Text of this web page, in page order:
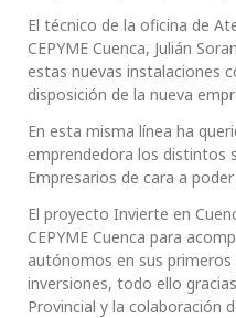
El técnico de la oficina de
CEPYME Cuenca, Julián
estas nuevas instalaciones
disposición de la nueva
En esta misma línea ha
emprendedora los distintos
Empresarios de cara a
El proyecto Invierte en
CEPYME Cuenca para
autónomos en sus
inversiones, todo ello
Provincial y la colaboración